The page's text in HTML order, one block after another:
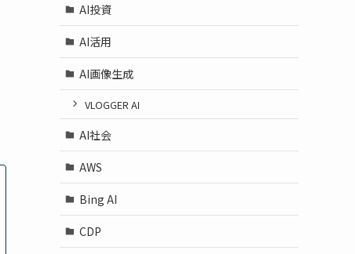
AI投資
AI活用
AI画像生成
VLOGGER AI
AI社会
AWS
Bing AI
CDP